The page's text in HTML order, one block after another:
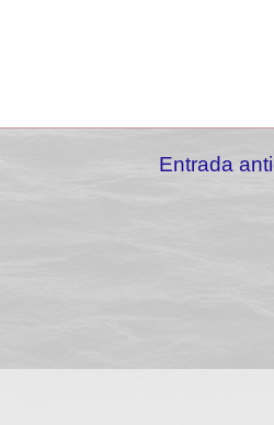
Entrada